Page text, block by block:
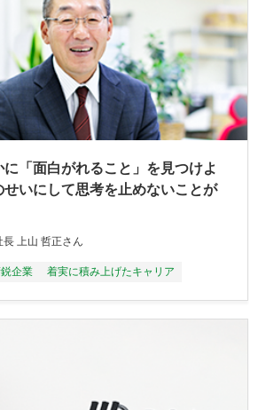
「面白がれること」を見つけよ
せいにして思考を止めないことが
上山 哲正さん
企業 着実に積み上げたキャリア